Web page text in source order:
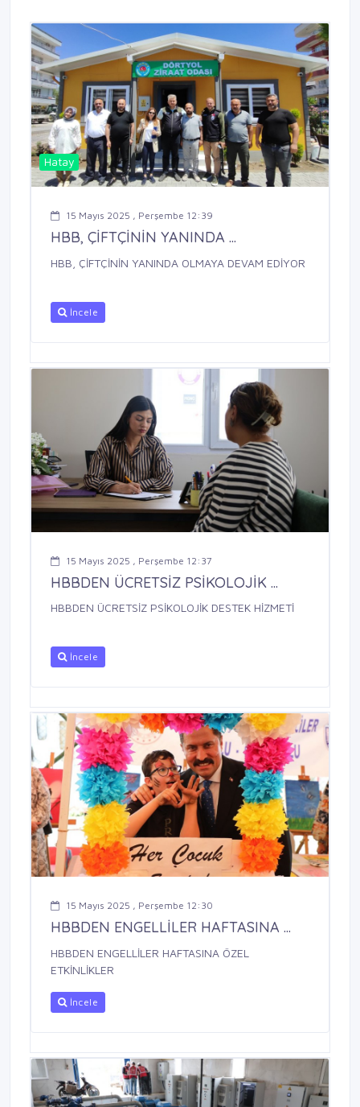
Hatay
15 Mayıs 2025 , Perşembe 12:39
HBB, ÇİFTÇİNİN YANINDA ...
HBB, ÇİFTÇİNİN YANINDA OLMAYA DEVAM EDİYOR
İncele
15 Mayıs 2025 , Perşembe 12:37
HBBDEN ÜCRETSİZ PSİKOLOJİK ...
HBBDEN ÜCRETSİZ PSİKOLOJİK DESTEK HİZMETİ
İncele
15 Mayıs 2025 , Perşembe 12:30
HBBDEN ENGELLİLER HAFTASINA ...
HBBDEN ENGELLİLER HAFTASINA ÖZEL
ETKİNLİKLER
İncele